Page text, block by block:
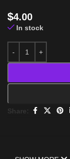
$4.00
In stock
Share: